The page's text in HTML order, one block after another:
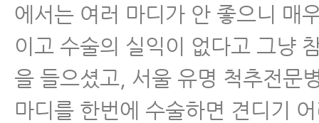
에서는 여러 마디가 안 좋으니 매
이고 수술의 실익이 없다고 그냥
을 들으셨고, 서울 유명 척추전문
마디를 한번에 수술하면 견디기